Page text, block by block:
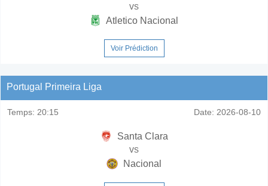
vs
Atletico Nacional
Voir Prédiction
Portugal Primeira Liga
Temps: 20:15 Date: 2026-08-10
Santa Clara
vs
Nacional